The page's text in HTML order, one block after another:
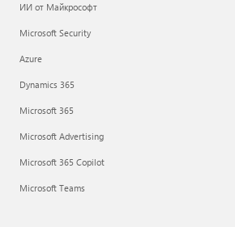
ИИ от Майкрософт
Microsoft Security
Azure
Dynamics 365
Microsoft 365
Microsoft Advertising
Microsoft 365 Copilot
Microsoft Teams